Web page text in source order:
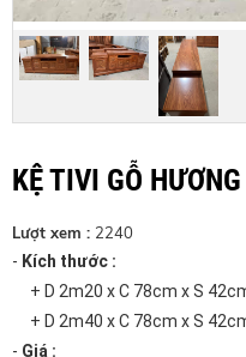
KỆ TIVI GỖ
Lượt xem : 2240
- Kích thước :
+ D 2m20 x C 78cm x S
+ D 2m40 x C 78cm x S
- Giá :